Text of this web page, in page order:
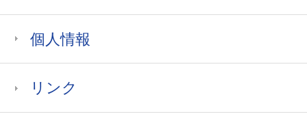
個人情報
リンク